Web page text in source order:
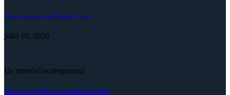
Nuevo convenio con Deport Cream
julio 10, 2026
De interésUncategorized
NUEVO CONVENIO CON DENTAL HUB